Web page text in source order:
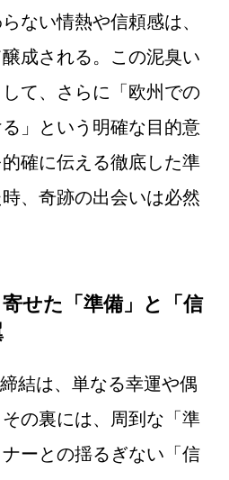
ない情熱や信頼感は、
成される。この泥臭い
て、さらに「欧州での
」という明確な目的意
確に伝える徹底した準
、奇跡の出会いは必然
せた「準備」と「信
結は、単なる幸運や偶
の裏には、周到な「準
ーとの揺るぎない「信